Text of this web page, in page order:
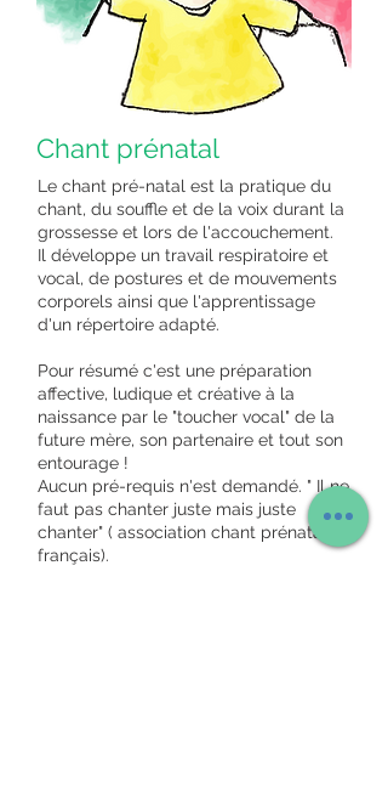
Chant prénatal
Le chant pré-natal est la pratique du
chant, du souffle et de la voix durant la
grossesse et lors de l'accouchement.
Il développe un travail respiratoire et
vocal, de postures et de mouvements
corporels ainsi que l'apprentissage
d'un répertoire adapté.
Pour résumé c'est une préparation
affective, ludique et créative à la
naissance par le "toucher vocal" de la
future mère, son partenaire et tout son
entourage !
Aucun pré-requis n'est demandé. " Il ne
faut pas chanter juste mais juste
chanter" ( association chant prénatal
français).